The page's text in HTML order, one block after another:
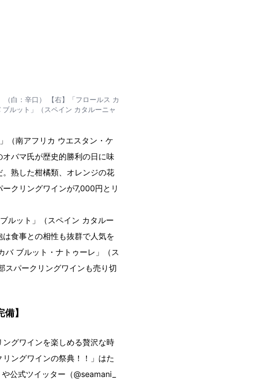
（白：辛口） 【右】「フロールス カ
ルット」（スペイン カタルーニャ
（南アフリカ ウエスタン・ケ
バマ氏が歴史的勝利の日に味
熟した柑橘類、オレンジの花
クリングワインが7,000円とリ
ルット」（スペイン カタルー
食事との相性も抜群で人気を
バ ブルット・ナトゥーレ」（ス
スパークリングワインも売り切
】
グワインを楽しめる贅沢な時
ングワインの祭典！！」はた
や公式ツイッター（@seamani_